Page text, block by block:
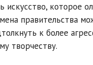
искусство, которое
правительства
к более
творчеству.